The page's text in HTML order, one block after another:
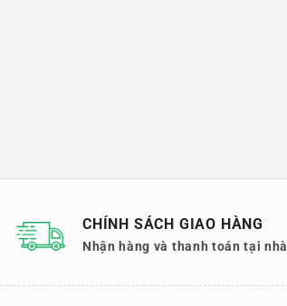
CHÍNH SÁCH GIAO HÀNG
Nhận hàng và thanh toán tại nhà